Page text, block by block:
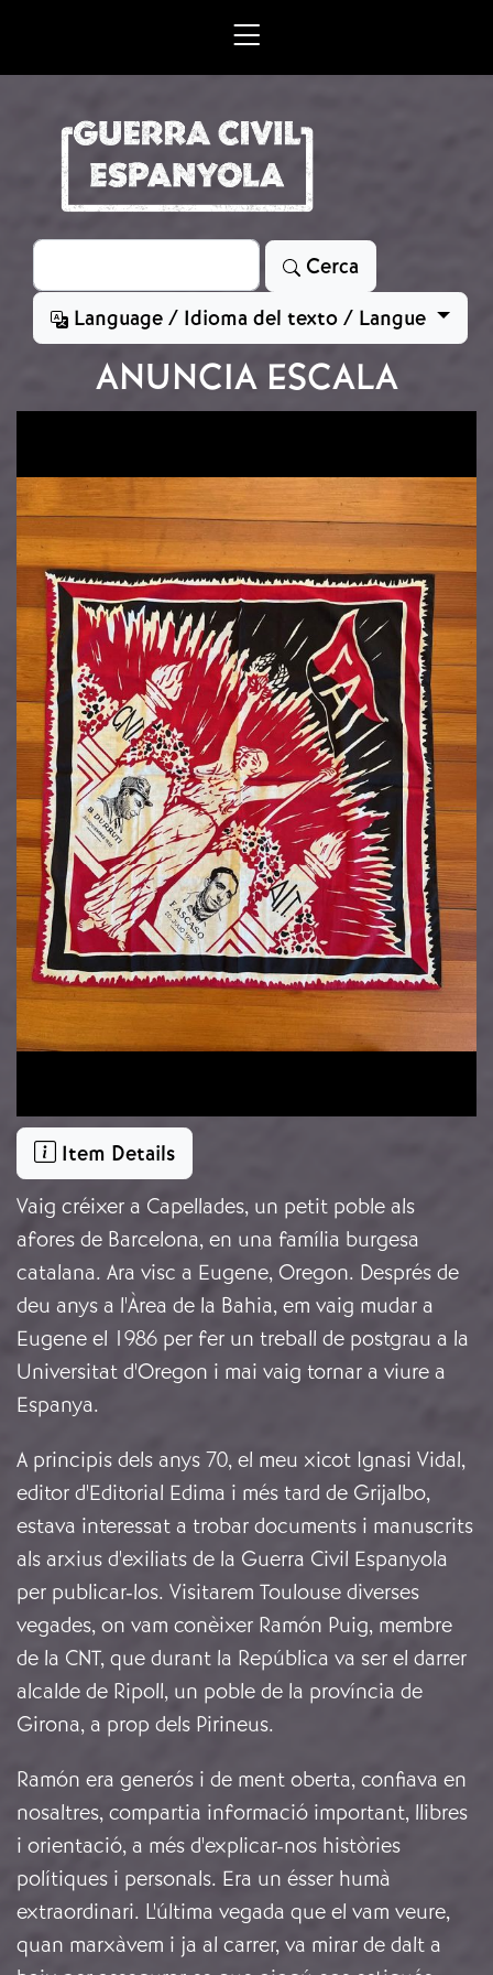
Cerca
Cerca
Language / Idioma del texto / Langue
ANUNCIA ESCALA
Item Details
Vaig créixer a Capellades, un petit poble als
afores de Barcelona, ​​en una família burgesa
catalana. Ara visc a Eugene, Oregon. Després de
deu anys a l'Àrea de la Bahia, em vaig mudar a
Eugene el 1986 per fer un treball de postgrau a la
Universitat d'Oregon i mai vaig tornar a viure a
Espanya.
A principis dels anys 70, el meu xicot Ignasi Vidal,
editor d'Editorial Edima i més tard de Grijalbo,
estava interessat a trobar documents i manuscrits
als arxius d'exiliats de la Guerra Civil Espanyola
per publicar-los. Visitarem Toulouse diverses
vegades, on vam conèixer Ramón Puig, membre
de la CNT, que durant la República va ser el darrer
alcalde de Ripoll, un poble de la província de
Girona, a prop dels Pirineus.
Ramón era generós i de ment oberta, confiava en
nosaltres, compartia informació important, llibres
i orientació, a més d'explicar-nos històries
polítiques i personals. Era un ésser humà
extraordinari. L'última vegada que el vam veure,
quan marxàvem i ja al carrer, va mirar de dalt a